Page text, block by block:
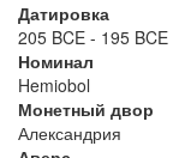
Датировка
205 BCE - 195 BCE
Номинал
Hemiobol
Монетный двор
Александрия